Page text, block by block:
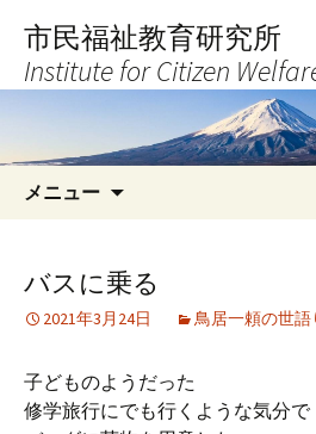
へ
キ
市民福祉教育研究所
Institute for Citizen
メニュー
バスに乗る
2021年3月24日 鳥居一頼の世語
子どものようだった
修学旅行にでも行くような気分で